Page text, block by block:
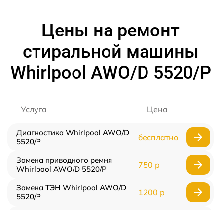
Цены на ремонт
стиральной машины
Whirlpool AWO/D 5520/P
Услуга Цена
Диагностика Whirlpool AWO/D
5520/P
бесплатно
Замена приводного ремня
Whirlpool AWO/D 5520/P
750 р
Замена ТЭН Whirlpool AWO/D
5520/P
1200 р